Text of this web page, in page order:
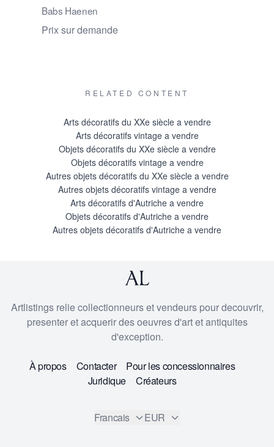
Babs Haenen
Prix sur demande
RELATED CONTENT
Arts décoratifs du XXe siècle a vendre
Arts décoratifs vintage a vendre
Objets décoratifs du XXe siècle a vendre
Objets décoratifs vintage a vendre
Autres objets décoratifs du XXe siècle a vendre
Autres objets décoratifs vintage a vendre
Arts décoratifs d'Autriche a vendre
Objets décoratifs d'Autriche a vendre
Autres objets décoratifs d'Autriche a vendre
Artlistings relie collectionneurs et vendeurs pour decouvrir,
presenter et acquerir des oeuvres d'art et antiquites
d'exception.
À propos Contacter
Pour les concessionnaires
Juridique
Créateurs
Francais EUR